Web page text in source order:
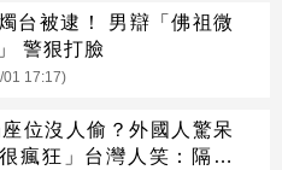
台被逮！ 男辯「佛祖微
警狠打臉
17:17)
位沒人偷？外國人驚呆
很瘋狂」台灣人笑：隔壁